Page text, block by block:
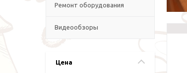
Ремонт оборудования
Видеообзоры
Цена